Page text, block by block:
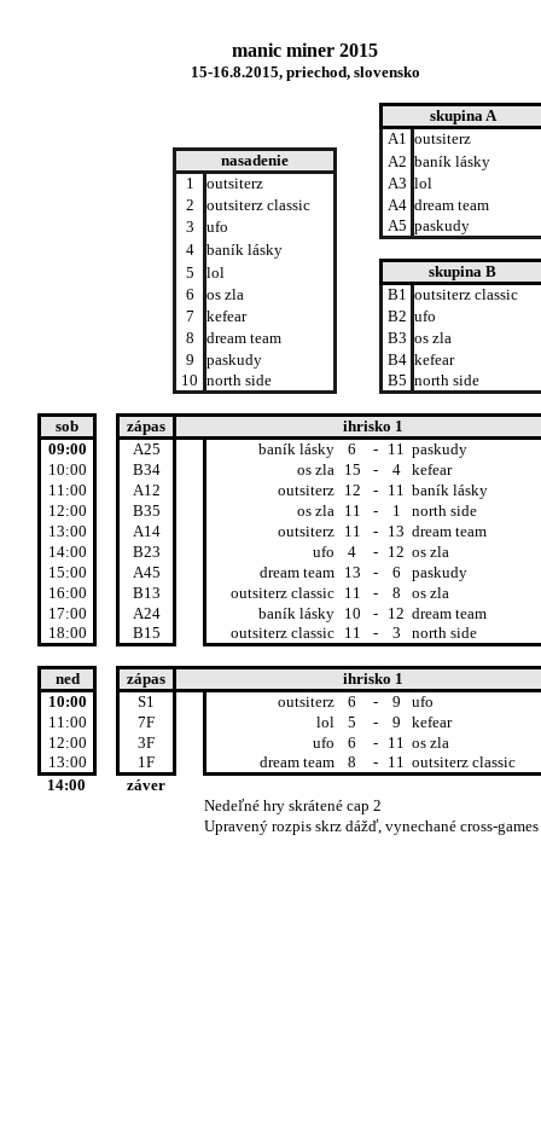
manic miner 2015
15-16.8.2015, priechod, slovensko
skupina A
A1 outsiterz
nasadenie
A2 baník lásky
1 outsiterz A3 lol
2 outsiterz classic A4 dream team
3 ufo A5 paskudy
4 baník lásky
5 lol
skupina B
6 os zla B1 outsiterz classic
7 kefear B2 ufo
8 dream team B3 os zla
9 paskudy B4 kefear
10 north side B5 north side
sob
zápas
ihrisko 1
09:00
A25 baník lásky 6 - 11 paskudy
10:00
B34 os zla 15 - 4
kefear
11:00
A12 outsiterz 12 - 11 baník lásky
12:00
B35 os zla 11 - 1
north side
13:00
A14 outsiterz 11 - 13 dream team
14:00
B23 ufo 4 - 12 os zla
15:00
A45 dream team 13 - 6
paskudy
16:00
B13 outsiterz classic 11 - 8
os zla
17:00
A24 baník lásky 10 - 12 dream team
18:00
B15 outsiterz classic 11 - 3 north side
ned zápas
ihrisko 1
10:00
S1 outsiterz 6 - 9
ufo
11:00
7F lol 5 - 9
kefear
12:00
3F ufo 6 - 11 os zla
13:00
1F dream team 8 - 11 outsiterz classic
14:00
záver
Nedeľné hry skrátené cap 2
Upravený rozpis skrz dážď, vynechané cross-games